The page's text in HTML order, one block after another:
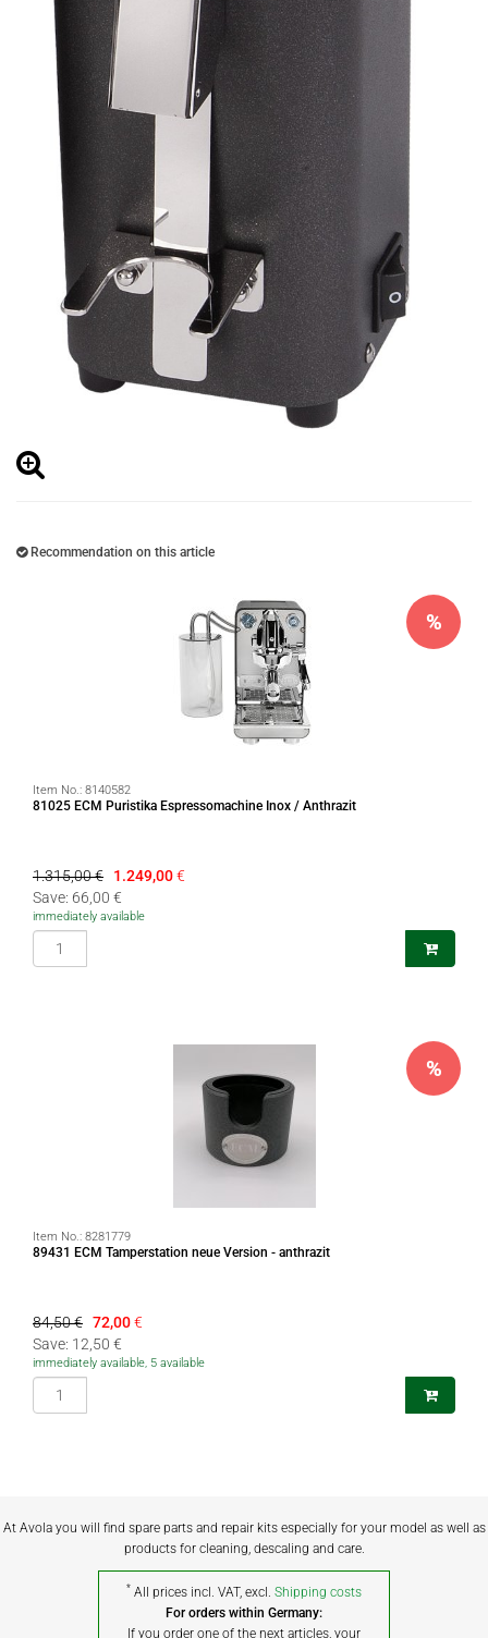
Recommendation on this article
Item No.: 8140582
81025 ECM Puristika Espressomachine Inox / Anthrazit
%
1.315,00 € 1.249,00€
Save: 66,00 €
immediately available
Item No.: 8281779
89431 ECM Tamperstation neue Version - anthrazit
%
84,50 € 72,00€
Save: 12,50 €
immediately available, 5 available
At Avola you will find spare parts and repair kits especially for your model as well as
products for cleaning, descaling and care.
* All prices incl. VAT, excl. Shipping costs
For orders within Germany:
If you order one of the next articles, your